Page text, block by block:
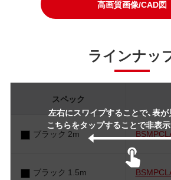
高画質画像/CAD図
ラインナッ
左右にスワイプすることで、表が
こちらをタップすることで非表示
スペック
ブラック 2m
ブラック 1.5m